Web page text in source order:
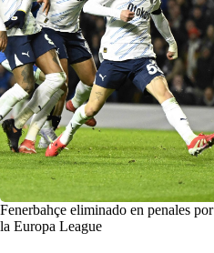
Fenerbahçe eliminado en penales
la Europa League